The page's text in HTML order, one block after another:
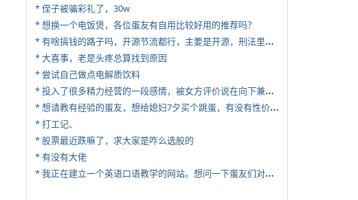
* 侄子被骗彩礼了，30w
* 想换一个电饭煲，各位蛋友有自用比较好用的推荐吗？
*
有啥搞钱的路子吗，开源节流都行，主要是开源，刑法里的咱不做
* 大喜事，老是头疼总算找到原因
* 尝试自己做点电解质饮料
*
投入了很多精力经营的一段感情，被女方评价说在向下兼容我，感觉有点破防
*
想请教有经验的蛋友，想给媳妇7夕买个跳蛋，有没有性价比高的推荐
* 打工记、
* 股票最近跌嘛了，求大家是咋么选股的
* 有没有大佬
*
我正在建立一个英语口语教学的网站。想问一下蛋友们对这类教学机构或网站的痛点。